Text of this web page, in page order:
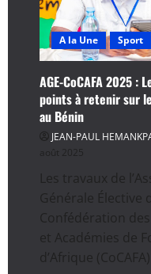
A la Une Sport
AGE-CoCAFA 2025 :
points à retenir sur
au Bénin
JEAN-PAUL
août 2025
Les travaux de
Générale Élective
Confédération
et Académies de
d’Afrique (CoCAFA)...